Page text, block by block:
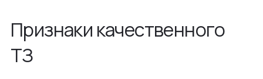
Признаки качественного
ТЗ